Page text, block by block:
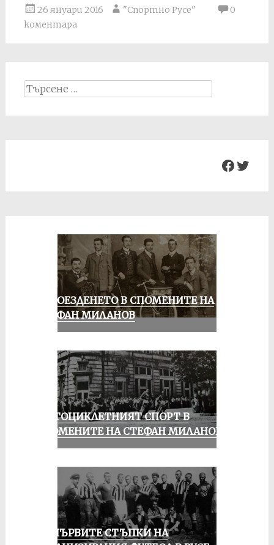
26 януари 2016 "Спортно Русе"
0
коментара
Search
for:
КОЛОЕЗДЕНЕТО В СПОМЕНИТЕ НА
СТЕФАН МИЛАНОВ
МОТОЦИКЛЕТНИЯТ СПОРТ В
СПОМЕНИТЕ НА СТЕФАН МИЛАНОВ
ЗА ПЪРВИТЕ СТЪПКИ НА